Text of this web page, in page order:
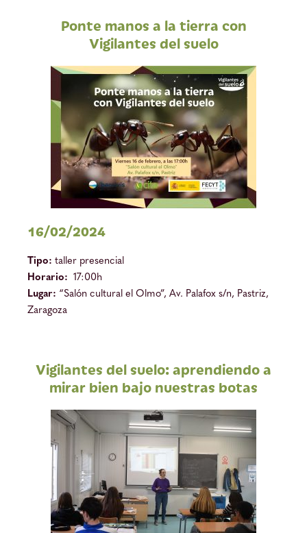
Ponte manos a la tierra con
Vigilantes del suelo
16/02/2024
Tipo: taller presencial
Horario: 17:00h
Lugar: “Salón cultural el Olmo”, Av. Palafox s/n, Pastriz,
Zaragoza
Vigilantes del suelo: aprendiendo a
mirar bien bajo nuestras botas